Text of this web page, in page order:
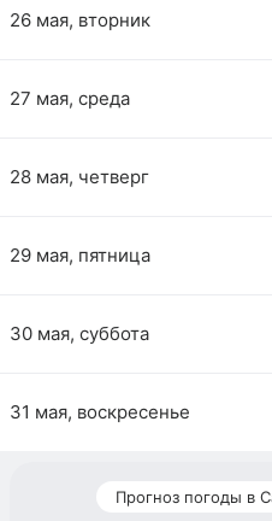
26 мая, вторник
27 мая, среда
28 мая, четверг
29 мая, пятница
30 мая, суббота
31 мая, воскресенье
Прогноз погоды в